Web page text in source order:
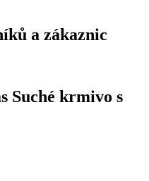
a zákaznic
Suché krmivo s